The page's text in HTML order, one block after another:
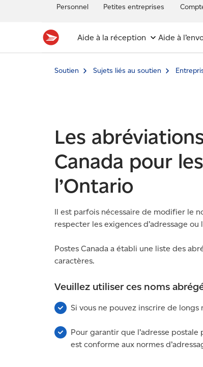
Personnel Petites entreprises
Aide à la réception Aide à
Soutien Sujets liés au soutien
Les
Canada pour
l’Ontario
Il est parfois nécessaire de modifier le
respecter les exigences d’adressage
Postes Canada a établi une liste des
caractères.
Veuillez utiliser ces noms
Si vous ne pouvez inscrire de
Pour garantir que l’adresse
est conforme aux normes